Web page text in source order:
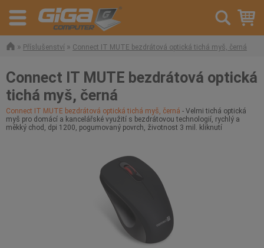
» Příslušenství » Connect IT MUTE bezdrátová optická tichá myš, černá
Connect IT MUTE bezdrátová optická
tichá myš, černá
Connect IT MUTE bezdrátová optická tichá myš, černá - Velmi tichá optická
myš pro domácí a kancelářské využití s bezdrátovou technologií, rychlý a
měkký chod, dpi 1200, pogumovaný povrch, životnost 3 mil. kliknutí